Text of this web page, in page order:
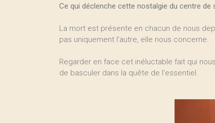
Ce qui déclenche cette nostalgie du centre
La mort est présente en chacun de nous
pas uniquement l’autre, elle nous concerne.
Regarder en face cet inéluctable fait qui
de basculer dans la quête de l’essentiel.